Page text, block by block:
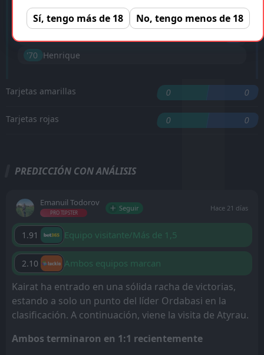
Edmilson '15 ︎
'70 ︎ Henrique
Tarjetas amarillas 0 0
Tarjetas rojas 0 0
PREDICCIÓN CON ANÁLISIS
Emanuil Todorov
PRO TIPSTER
Seguir Hace 21 días
1.91 Equipo visitante/Más de 1,5
2.10 Ambos equipos marcan
Kairat ha entrado en una sólida racha de victorias,
estando a solo un punto del líder Ordabasi en la
clasificación. A continuación, viene la visita de Atyrau.
Ambos terminaron en 1:1 recientemente
Sí, tengo más de 18 No, tengo menos de 18